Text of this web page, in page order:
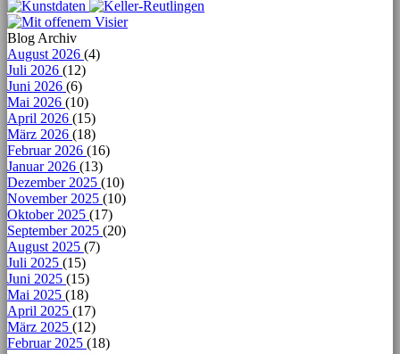
Blog Archiv
August 2026 (4)
Juli 2026 (12)
Juni 2026 (6)
Mai 2026 (10)
April 2026 (15)
März 2026 (18)
Februar 2026 (16)
Januar 2026 (13)
Dezember 2025 (10)
November 2025 (10)
Oktober 2025 (17)
September 2025 (20)
August 2025 (7)
Juli 2025 (15)
Juni 2025 (15)
Mai 2025 (18)
April 2025 (17)
März 2025 (12)
Februar 2025 (18)